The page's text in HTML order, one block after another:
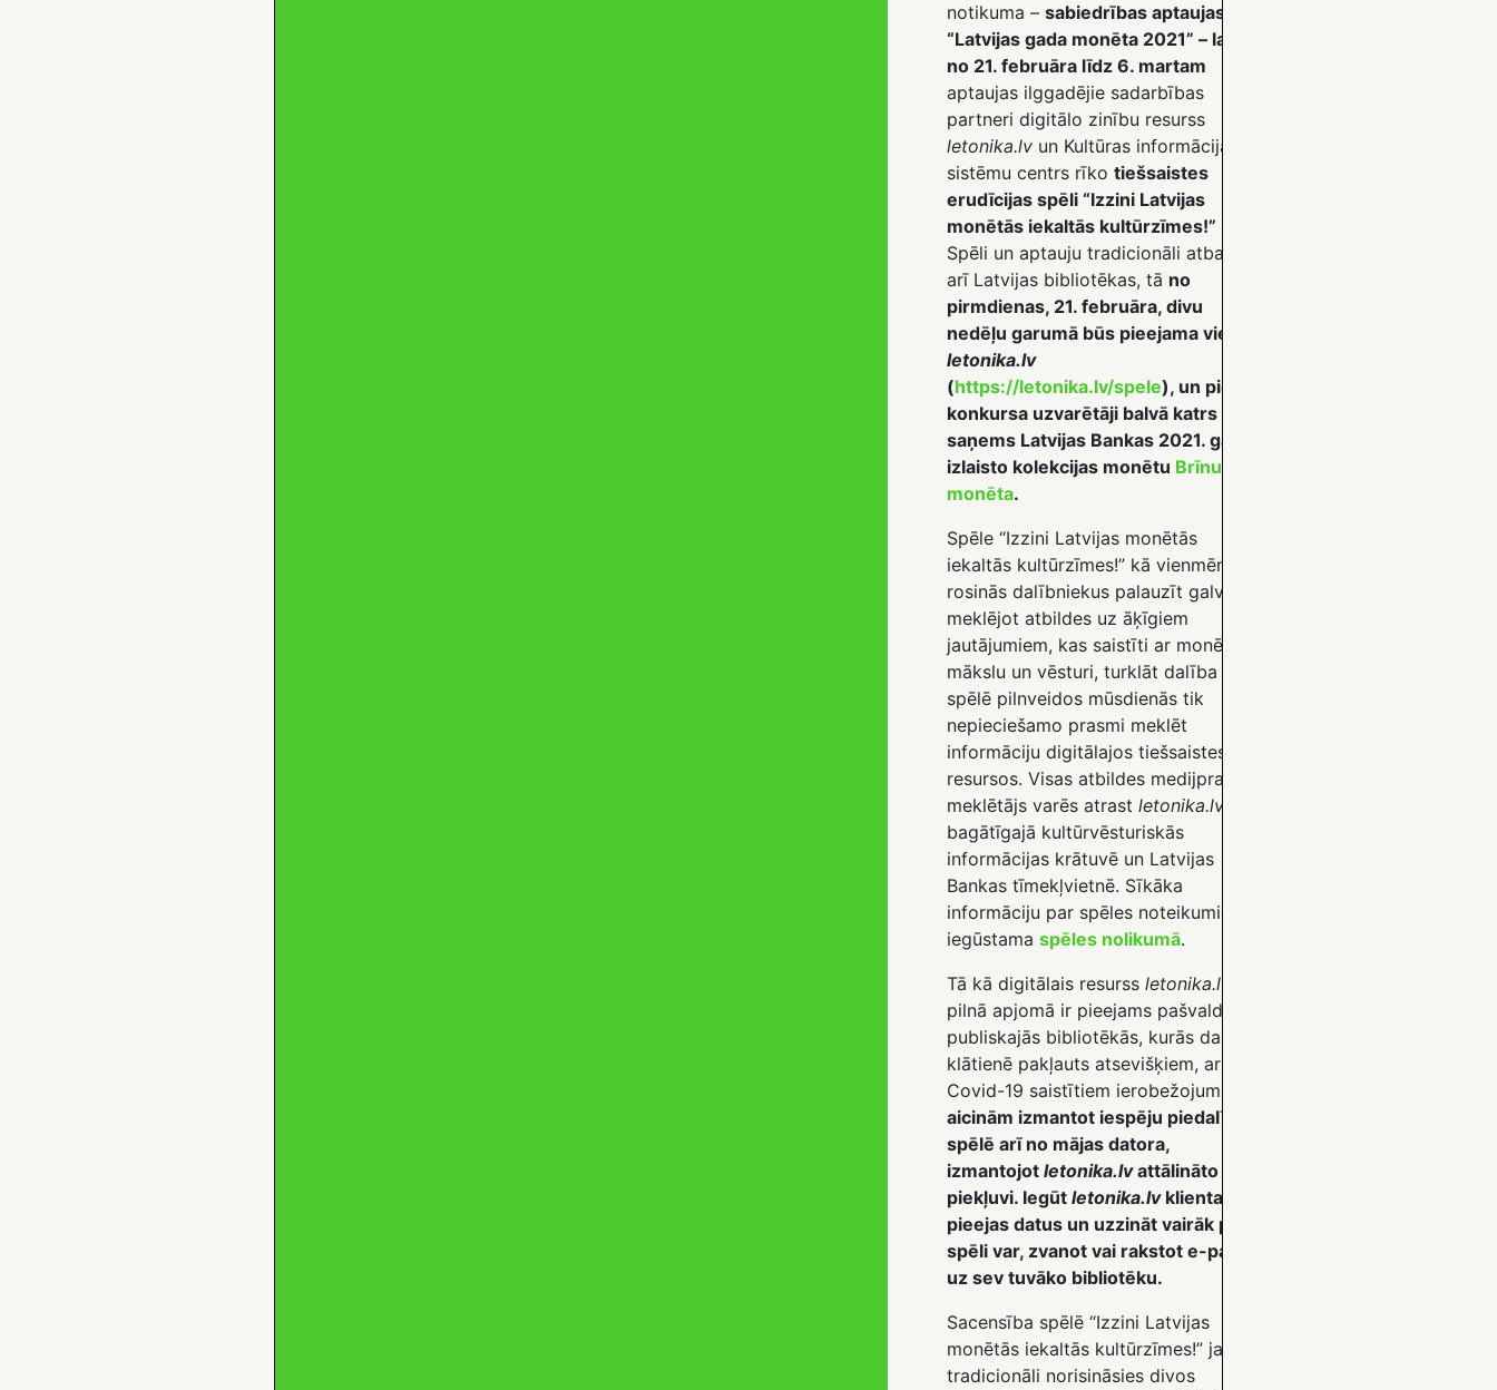
notikuma – sabiedrības aptaujas
“Latvijas gada monēta 2021” – laikā
no 21. februāra līdz 6. martam
aptaujas ilggadējie sadarbības
partneri digitālo zinību resurss
letonika.lv un Kultūras informācijas
sistēmu centrs rīko tiešsaistes
erudīcijas spēli “Izzini Latvijas
monētās iekaltās kultūrzīmes!”
Spēli un aptauju tradicionāli atbalsta
arī Latvijas bibliotēkas, tā no
pirmdienas, 21. februāra, divu
nedēļu garumā būs pieejama vietnē
letonika.lv
(https://letonika.lv/spele), un pieci
konkursa uzvarētāji balvā katrs
saņems Latvijas Bankas 2021. gadā
izlaisto kolekcijas monētu Brīnumu
monēta.
Spēle “Izzini Latvijas monētās
iekaltās kultūrzīmes!” kā vienmēr
rosinās dalībniekus palauzīt galvu,
meklējot atbildes uz āķīgiem
jautājumiem, kas saistīti ar monētu
mākslu un vēsturi, turklāt dalība
spēlē pilnveidos mūsdienās tik
nepieciešamo prasmi meklēt
informāciju digitālajos tiešsaistes
resursos. Visas atbildes medijpratīgs
meklētājs varēs atrast letonika.lv
bagātīgajā kultūrvēsturiskās
informācijas krātuvē un Latvijas
Bankas tīmekļvietnē. Sīkāka
informāciju par spēles noteikumiem
iegūstama spēles nolikumā.
Tā kā digitālais resurss letonika.lv
pilnā apjomā ir pieejams pašvaldību
publiskajās bibliotēkās, kurās darbs
klātienē pakļauts atsevišķiem, ar
Covid-19 saistītiem ierobežojumiem,
aicinām izmantot iespēju piedalīties
spēlē arī no mājas datora,
izmantojot letonika.lvattālināto
piekļuvi. Iegūt letonika.lvklienta
pieejas datus un uzzināt vairāk par
spēli var, zvanot vai rakstot e-pastā
uz sev tuvāko bibliotēku.
Sacensība spēlē “Izzini Latvijas
monētās iekaltās kultūrzīmes!” jau
tradicionāli norisināsies divos